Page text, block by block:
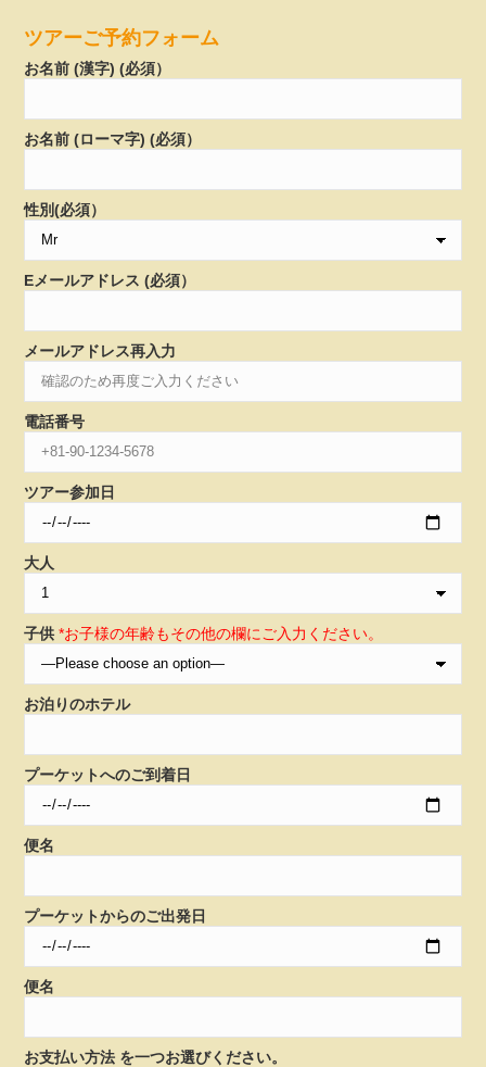
ツアーご予約フォーム
お名前 (漢字) (必須）
お名前 (ローマ字) (必須）
性別(必須）
Eメールアドレス (必須）
メールアドレス再入力
電話番号
ツアー参加日
大人
子供 *お子様の年齢もその他の欄にご入力ください。
お泊りのホテル
プーケットへのご到着日
便名
プーケットからのご出発日
便名
お支払い方法 を一つお選びください。